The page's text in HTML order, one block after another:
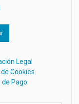
Legal
Cookies
de Pago